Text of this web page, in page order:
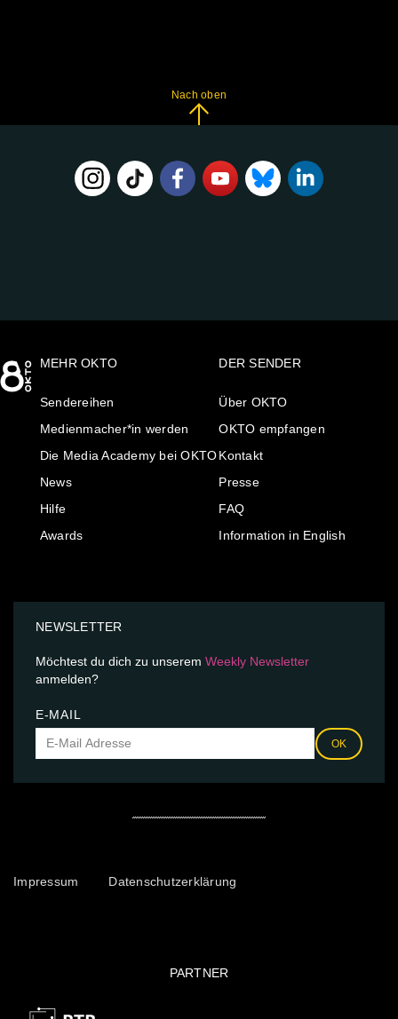
Nach oben
MEHR OKTO
Sendereihen
Medienmacher*in werden
Die Media Academy bei OKTO
News
Hilfe
Awards
DER SENDER
Über OKTO
OKTO empfangen
Kontakt
Presse
FAQ
Information in English
NEWSLETTER
Möchtest du dich zu unserem Weekly Newsletter
anmelden?
E-MAIL
OK
Impressum Datenschutzerklärung
PARTNER